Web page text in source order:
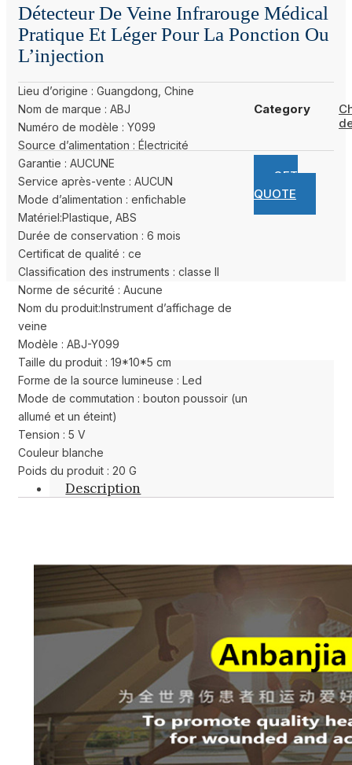
Détecteur De Veine Infrarouge Médical
Pratique Et Léger Pour La Ponction Ou
L’injection
Lieu d’origine : Guangdong, Chine
Nom de marque : ABJ
Numéro de modèle : Y099
Source d’alimentation : Électricité
Garantie : AUCUNE
Service après-vente : AUCUN
Mode d’alimentation : enfichable
Matériel:Plastique, ABS
Durée de conservation : 6 mois
Certificat de qualité : ce
Classification des instruments : classe II
Norme de sécurité : Aucune
Nom du produit:Instrument d’affichage de
veine
Modèle : ABJ-Y099
Taille du produit : 19*10*5 cm
Forme de la source lumineuse : Led
Mode de commutation : bouton poussoir (un
allumé et un éteint)
Tension : 5 V
Couleur blanche
Poids du produit : 20 G
Category
GET
QUOTE
Description